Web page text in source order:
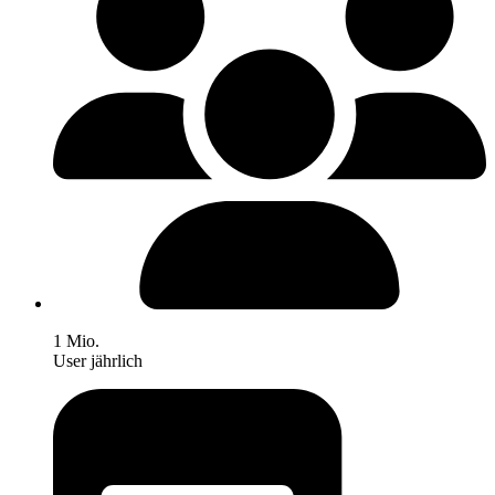
1 Mio.
User jährlich